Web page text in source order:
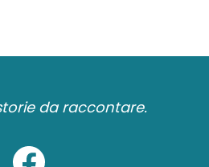
da raccontare.